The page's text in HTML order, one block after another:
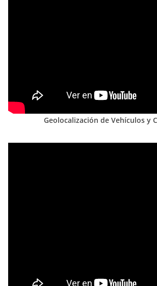
Geolocalización de Vehículos y